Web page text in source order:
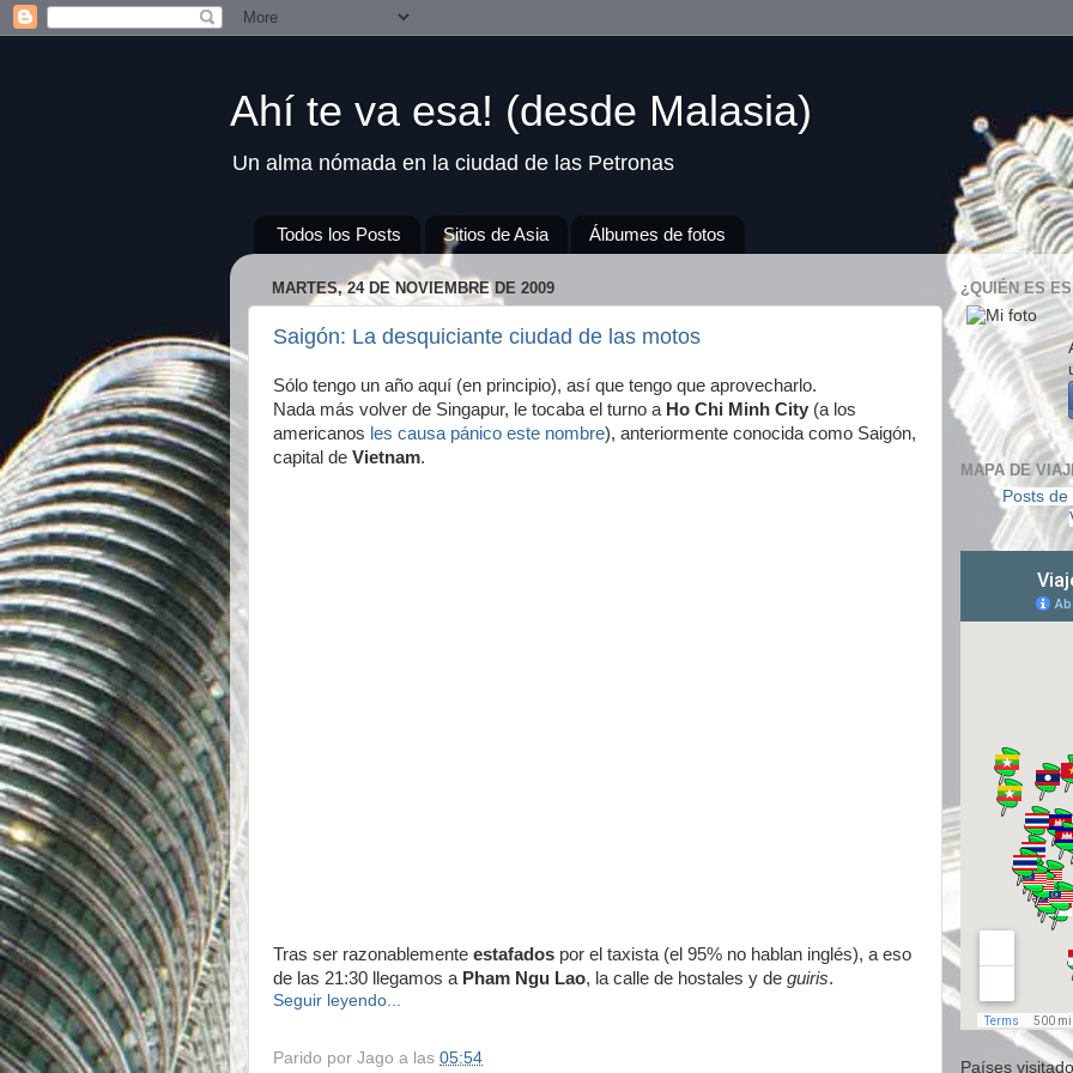
Ahí te va esa! (desde Malasia)
Un alma nómada en la ciudad de las Petronas
Todos los Posts Sitios de Asia Álbumes de fotos
MARTES, 24 DE NOVIEMBRE DE 2009
Saigón: La desquiciante ciudad de las motos
Sólo tengo un año aquí (en principio), así que tengo que aprovecharlo.
Nada más volver de Singapur, le tocaba el turno a Ho Chi Minh City (a los
americanos les causa pánico este nombre), anteriormente conocida como Saigón,
capital de Vietnam.
Tras ser razonablemente estafados por el taxista (el 95% no hablan inglés), a eso
de las 21:30 llegamos a Pham Ngu Lao, la calle de hostales y de guiris.
Seguir leyendo...
Parido por Jago a las 05:54
¿QUIÉN ES
MAPA DE
Posts
Países